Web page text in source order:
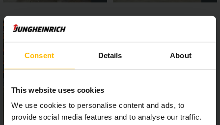
Consent Details About
This website uses cookies
We use cookies to personalise content and ads, to
provide social media features and to analyse our traffic.